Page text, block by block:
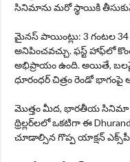
సినిమాను మరో స్థాయికి
మైనస్ పాయింట్లు: 3 గంటల
అనిపించవచ్చు. ఫస్ట్ హాఫ్‌లో
అభిప్రాయం ఉంది. అయితే,
ధూరంధర్ చిత్రం రెండో
మొత్తం మీద, భారతీయ సినిమా
థ్రిల్లర్‌లలో ఒకటిగా ఈ
చూడాల్సిన గొప్ప యాక్షన్